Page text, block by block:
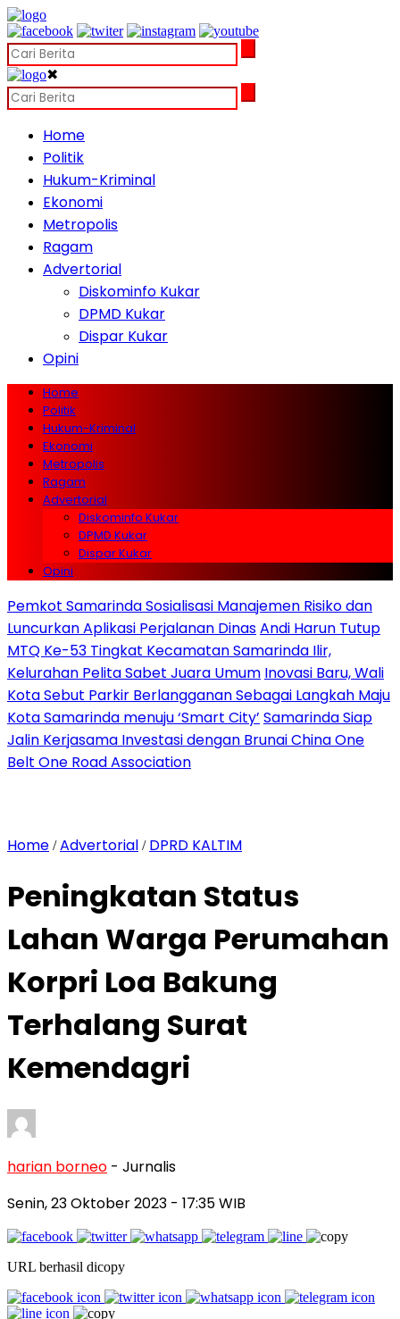
✖
Home
Politik
Hukum-Kriminal
Ekonomi
Metropolis
Ragam
Advertorial
Diskominfo Kukar
DPMD Kukar
Dispar Kukar
Opini
Home
Politik
Hukum-Kriminal
Ekonomi
Metropolis
Ragam
Advertorial
Diskominfo Kukar
DPMD Kukar
Dispar Kukar
Opini
Pemkot Samarinda Sosialisasi Manajemen Risiko dan
Luncurkan Aplikasi Perjalanan DinasAndi Harun Tutup
MTQ Ke-53 Tingkat Kecamatan Samarinda Ilir,
Kelurahan Pelita Sabet Juara Umum Inovasi Baru, Wali
Kota Sebut Parkir Berlangganan Sebagai Langkah Maju
Kota Samarinda menuju ‘Smart City’ Samarinda Siap
Jalin Kerjasama Investasi dengan Brunai China One
Belt One Road Association
Home /Advertorial / DPRD KALTIM
Peningkatan Status
Lahan Warga Perumahan
Korpri Loa Bakung
Terhalang Surat
Kemendagri
harian borneo - Jurnalis
Senin, 23 Oktober 2023 - 17:35 WIB
URL berhasil dicopy